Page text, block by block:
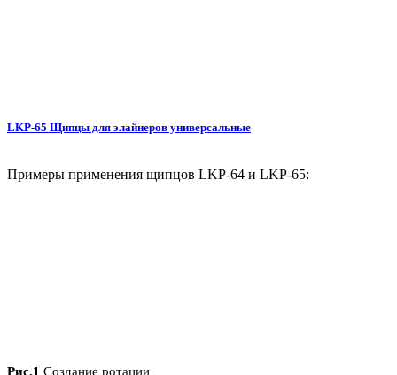
LKP-65 Щипцы для элайнеров универсальные
Примеры применения щипцов LKP-64 и LKP-65:
Рис.1 Создание ротации